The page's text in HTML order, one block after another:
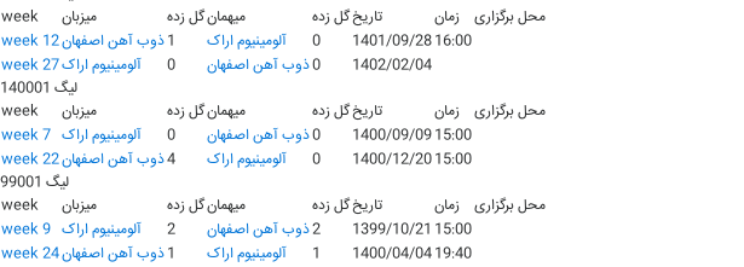
week
میزبان گل زدهمیهمان گل زدهتاریخ زمان
محل برگزاری
week 12ذوب آهن اصفهان1 آلومينيوم اراک 0 1401/09/2816:00
week 27آلومينيوم اراک 0 ذوب آهن اصفهان0
1402/02/04
لیگ 140001
week
میزبان گل زدهمیهمان گل زدهتاریخ زمان
محل برگزاری
week 7 آلومينيوم اراک 0 ذوب آهن اصفهان0 1400/09/0915:00
week 22ذوب آهن اصفهان4 آلومينيوم اراک 0 1400/12/2015:00
لیگ 99001
week
میزبان گل زدهمیهمان گل زدهتاریخ زمان
محل برگزاری
week 9 آلومينيوم اراک 2 ذوب آهن اصفهان2 1399/10/21 15:00
week 24ذوب آهن اصفهان1 آلومينيوم اراک 1 1400/04/0419:40